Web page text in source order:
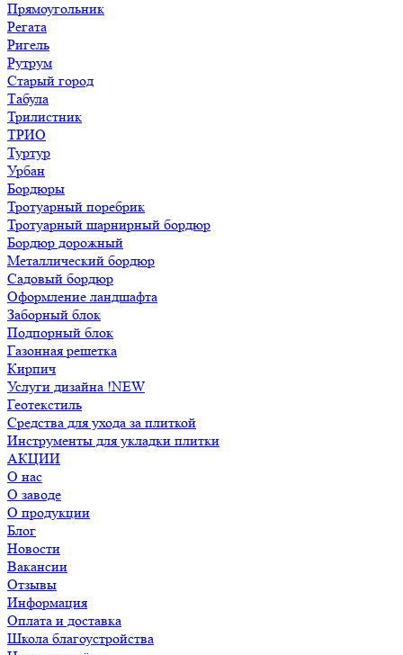
Прямоугольник
Регата
Ригель
Рутрум
Старый город
Табула
Трилистник
ТРИО
Туртур
Урбан
Бордюры
Тротуарный поребрик
Тротуарный шарнирный бордюр
Бордюр дорожный
Металлический бордюр
Садовый бордюр
Оформление ландшафта
Заборный блок
Подпорный блок
Газонная решетка
Кирпич
Услуги дизайна !NEW
Геотекстиль
Средства для ухода за плиткой
Инструменты для укладки плитки
АКЦИИ
О нас
О заводе
О продукции
Блог
Новости
Вакансии
Отзывы
Информация
Оплата и доставка
Школа благоустройства